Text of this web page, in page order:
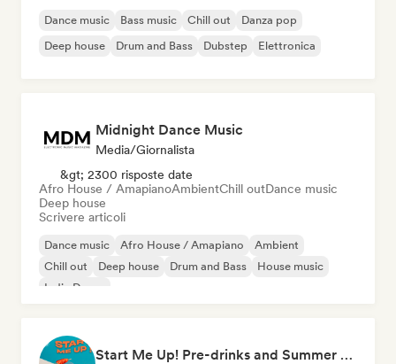
Dance music Bass music Chill out
Danza pop
Deep house
Drum and Bass Dubstep Elettronica
Midnight Dance Music
Media/Giornalista
&gt; 2300 risposte date
Afro House / AmapianoAmbientChill outDance music
Deep house
Scrivere articoli
Dance music Afro House / Amapiano
Ambient
Chill out
Deep house Drum and Bass
House music
Indie Dance
Start Me Up! Pre-drinks and Summer Party 🍹